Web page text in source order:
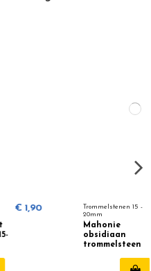
Trommelstenen 15 -
€ 2,00